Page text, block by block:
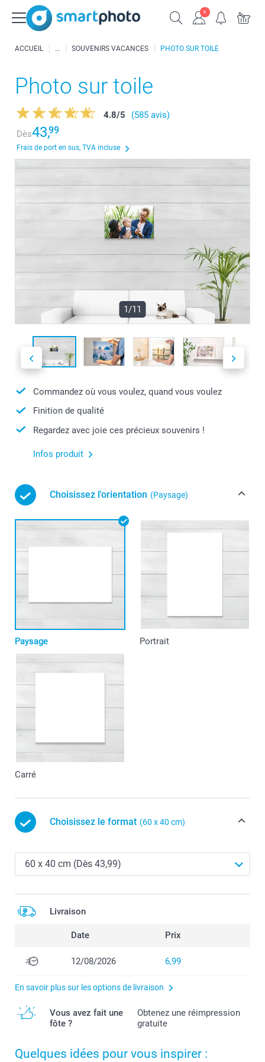
ACCUEIL SOUVENIRS VACANCES PHOTO SUR TOILE
Photo sur toile
4.8/5
(585 avis)
Dès43,99
Frais de port en sus, TVA incluse
1/11
Commandez où vous voulez, quand vous voulez
Finition de qualité
Regardez avec joie ces précieux souvenirs !
Infos produit
Choisissez l'orientation (Paysage)
Paysage Portrait
Carré
Choisissez le format (60 x 40 cm)
Livraison
Date Prix
12/08/2026 6,99
En savoir plus sur les options de livraison
Vous avez fait une
fôte ?
Obtenez une réimpression
gratuite
Quelques idées pour vous inspirer :